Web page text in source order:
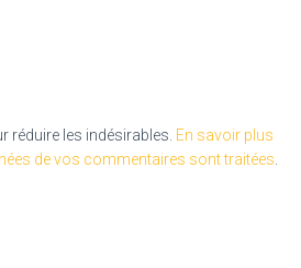
réduire les indésirables. En savoir plus
de vos commentaires sont traitées